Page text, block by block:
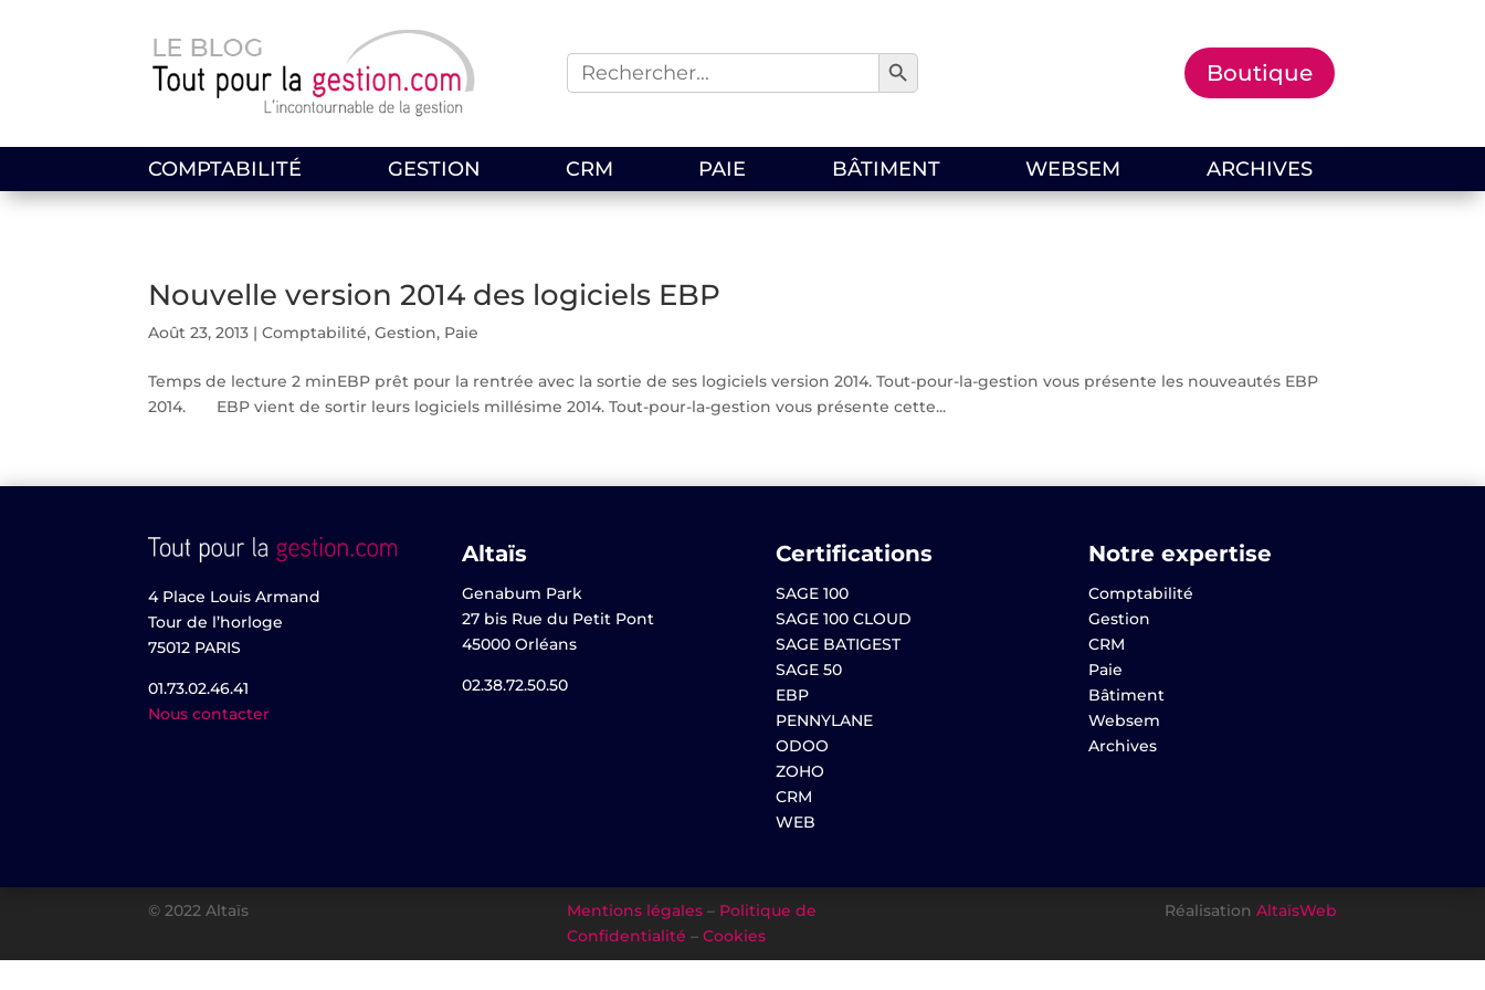
Search
for:
Search Button
Boutique
COMPTABILITÉ GESTION CRM PAIE BÂTIMENT WEBSEM ARCHIVES
Nouvelle version 2014 des logiciels EBP
Août 23, 2013 |Comptabilité,Gestion, Paie
Temps de lecture 2 minEBP prêt pour la rentrée avec la sortie de ses logiciels version 2014. Tout-pour-la-gestion vous présente les nouveautés EBP
2014. EBP vient de sortir leurs logiciels millésime 2014. Tout-pour-la-gestion vous présente cette...
4 Place Louis Armand
Tour de l’horloge
75012 PARIS
01.73.02.46.41
Nous contacter
Altaïs
Genabum Park
27 bis Rue du Petit Pont
45000 Orléans
02.38.72.50.50
Certifications
SAGE 100
SAGE 100 CLOUD
SAGE BATIGEST
SAGE 50
EBP
PENNYLANE
ODOO
ZOHO
CRM
WEB
Notre expertise
Comptabilité
Gestion
CRM
Paie
Bâtiment
Websem
Archives
© 2022 Altaïs Mentions légales– Politique de
Confidentialité – Cookies
Réalisation AltaïsWeb